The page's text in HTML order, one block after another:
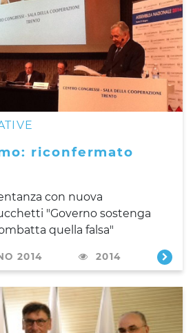
riconfermato
con nuova
"Governo sostenga
quella falsa"
2014 2014